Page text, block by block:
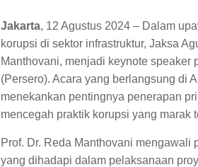
Jakarta, 12 Agustus 2024 – Dalam
korupsi di sektor infrastruktur, Jaksa
Manthovani, menjadi keynote speaker
(Persero). Acara yang berlangsung di
menekankan pentingnya penerapan
mencegah praktik korupsi yang marak
Prof. Dr. Reda Manthovani
yang dihadapi dalam pelaksanaan